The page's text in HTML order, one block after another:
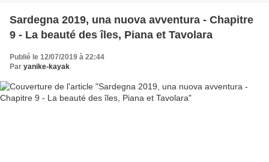
Sardegna 2019, una nuova avventura - Chapitre
9 - La beauté des îles, Piana et Tavolara
Publié le 12/07/2019 à 22:44
Par yanike-kayak